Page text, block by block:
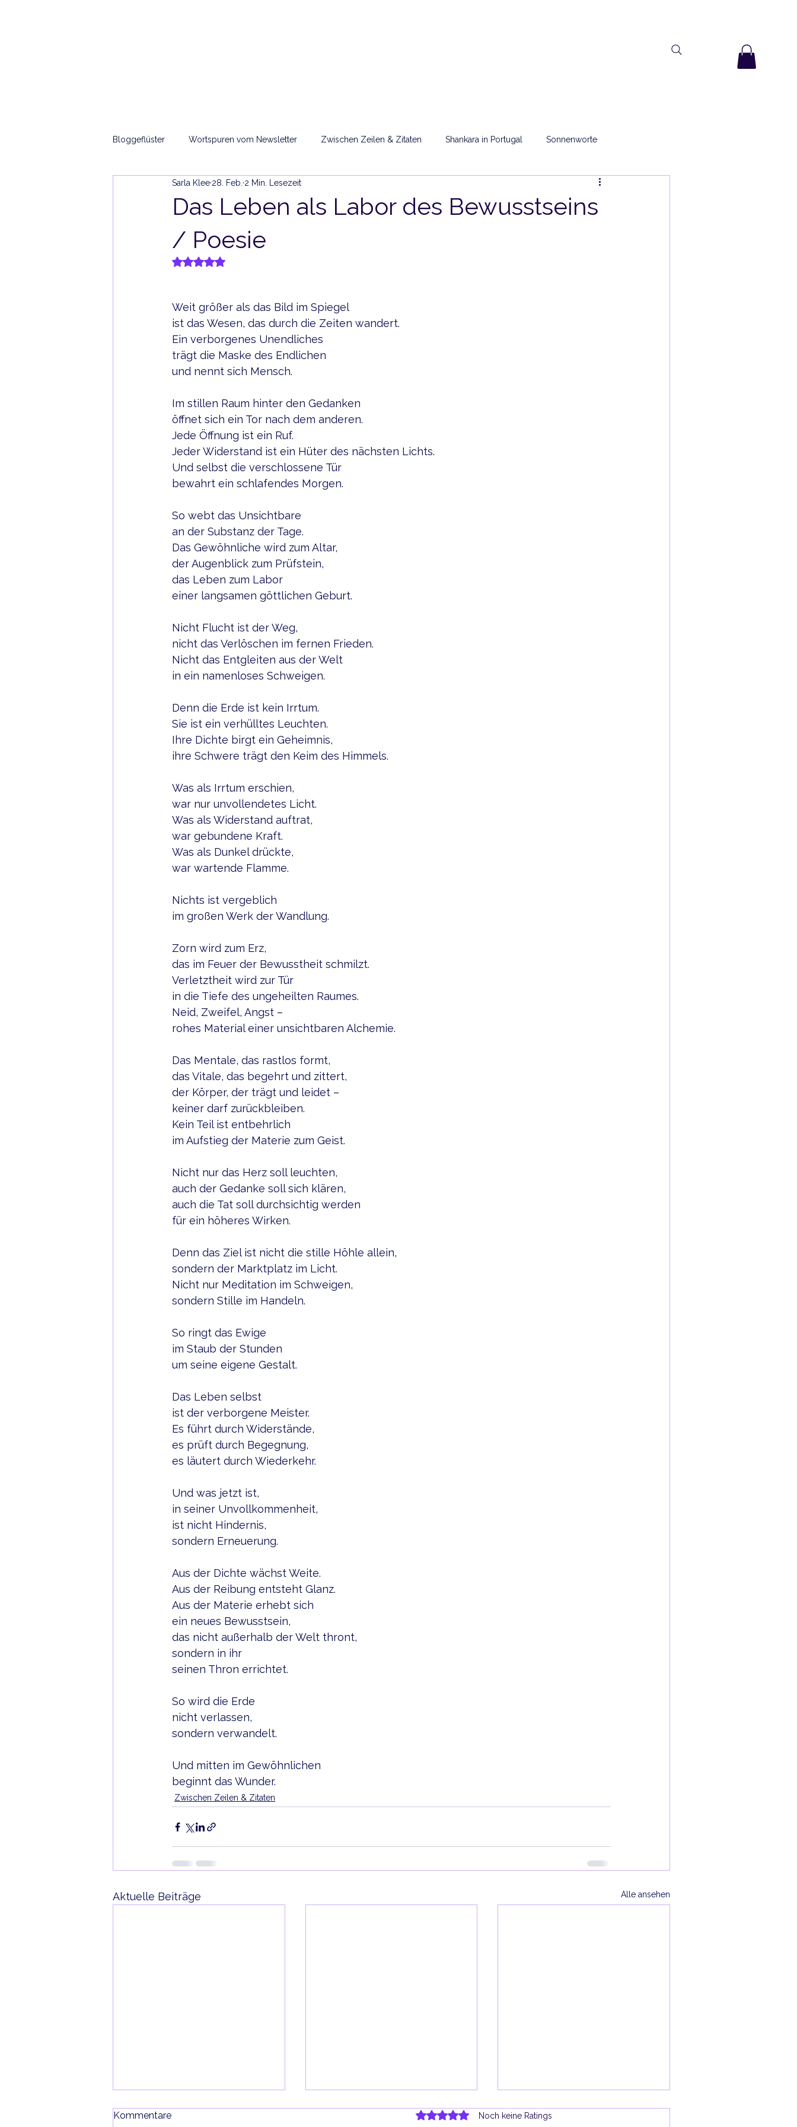
Bloggeflüster Wortspuren vom Newsletter Zwischen Zeilen & Zitaten Shankara in Portugal Sonnenworte
Morgendämmerung der Sonnenworte
Das Leben als Labor des Bewusstseins
/ Poesie
Sarla Klee 28. Feb. 2 Min. Lesezeit
Mit NaN von 5 Sternen bewertet.
Weit größer als das Bild im Spiegel
ist das Wesen, das durch die Zeiten wandert.
Ein verborgenes Unendliches
trägt die Maske des Endlichen
und nennt sich Mensch.
Im stillen Raum hinter den Gedanken
öffnet sich ein Tor nach dem anderen.
Jede Öffnung ist ein Ruf.
Jeder Widerstand ist ein Hüter des nächsten Lichts.
Und selbst die verschlossene Tür
bewahrt ein schlafendes Morgen.
So webt das Unsichtbare
an der Substanz der Tage.
Das Gewöhnliche wird zum Altar,
der Augenblick zum Prüfstein,
das Leben zum Labor
einer langsamen göttlichen Geburt.
Nicht Flucht ist der Weg,
nicht das Verlöschen im fernen Frieden.
Nicht das Entgleiten aus der Welt
in ein namenloses Schweigen.
Denn die Erde ist kein Irrtum.
Sie ist ein verhülltes Leuchten.
Ihre Dichte birgt ein Geheimnis,
ihre Schwere trägt den Keim des Himmels.
Was als Irrtum erschien,
war nur unvollendetes Licht.
Was als Widerstand auftrat,
war gebundene Kraft.
Was als Dunkel drückte,
war wartende Flamme.
Nichts ist vergeblich
im großen Werk der Wandlung.
Zorn wird zum Erz,
das im Feuer der Bewusstheit schmilzt.
Verletztheit wird zur Tür
in die Tiefe des ungeheilten Raumes.
Neid, Zweifel, Angst –
rohes Material einer unsichtbaren Alchemie.
Das Mentale, das rastlos formt,
das Vitale, das begehrt und zittert,
der Körper, der trägt und leidet –
keiner darf zurückbleiben.
Kein Teil ist entbehrlich
im Aufstieg der Materie zum Geist.
Nicht nur das Herz soll leuchten,
auch der Gedanke soll sich klären,
auch die Tat soll durchsichtig werden
für ein höheres Wirken.
Denn das Ziel ist nicht die stille Höhle allein,
sondern der Marktplatz im Licht.
Nicht nur Meditation im Schweigen,
sondern Stille im Handeln.
So ringt das Ewige
im Staub der Stunden
um seine eigene Gestalt.
Das Leben selbst
ist der verborgene Meister.
Es führt durch Widerstände,
es prüft durch Begegnung,
es läutert durch Wiederkehr.
Und was jetzt ist,
in seiner Unvollkommenheit,
ist nicht Hindernis,
sondern Erneuerung.
Aus der Dichte wächst Weite.
Aus der Reibung entsteht Glanz.
Aus der Materie erhebt sich
ein neues Bewusstsein,
das nicht außerhalb der Welt thront,
sondern in ihr
seinen Thron errichtet.
So wird die Erde
nicht verlassen,
sondern verwandelt.
Und mitten im Gewöhnlichen
beginnt das Wunder.
Zwischen Zeilen & Zitaten
Aktuelle Beiträge Alle ansehen
Kommentare Mit 0 von 5 Sternen bewertet.
Noch keine Ratings